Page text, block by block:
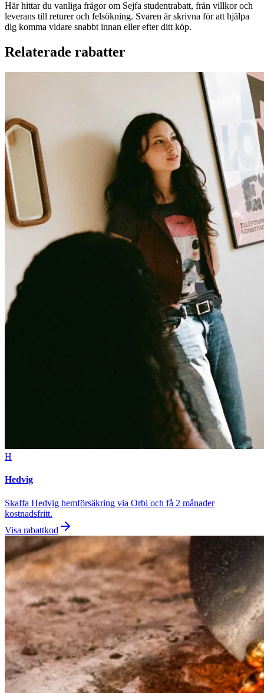
Här hittar du vanliga frågor om Sejfa studentrabatt, från villkor och
leverans till returer och felsökning. Svaren är skrivna för att hjälpa
dig komma vidare snabbt innan eller efter ditt köp.
Relaterade rabatter
H
Hedvig
Skaffa Hedvig hemförsäkring via Orbi och få 2 månader
kostnadsfritt.
Visa rabattkod